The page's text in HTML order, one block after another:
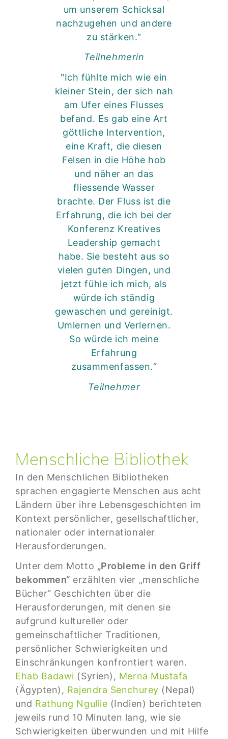
um unserem Schicksal
nachzugehen und andere
zu stärken.“
Teilnehmerin
"Ich fühlte mich wie ein
kleiner Stein, der sich nah
am Ufer eines Flusses
befand. Es gab eine Art
göttliche Intervention,
eine Kraft, die diesen
Felsen in die Höhe hob
und näher an das
fliessende Wasser
brachte. Der Fluss ist die
Erfahrung, die ich bei der
Konferenz Kreatives
Leadership gemacht
habe. Sie besteht aus so
vielen guten Dingen, und
jetzt fühle ich mich, als
würde ich ständig
gewaschen und gereinigt.
Umlernen und Verlernen.
So würde ich meine
Erfahrung
zusammenfassen.“
Teilnehmer
Menschliche Bibliothek
In den Menschlichen Bibliotheken
sprachen engagierte Menschen aus acht
Ländern über ihre Lebensgeschichten im
Kontext persönlicher, gesellschaftlicher,
nationaler oder internationaler
Herausforderungen.
Unter dem Motto „Probleme in den Griff
bekommen“ erzählten vier „menschliche
Bücher“ Geschichten über die
Herausforderungen, mit denen sie
aufgrund kultureller oder
gemeinschaftlicher Traditionen,
persönlicher Schwierigkeiten und
Einschränkungen konfrontiert waren.
Ehab Badawi (Syrien), Merna Mustafa
(Ägypten), Rajendra Senchurey (Nepal)
und Rathung Ngullie (Indien) berichteten
jeweils rund 10 Minuten lang, wie sie
Schwierigkeiten überwunden und mit Hilfe